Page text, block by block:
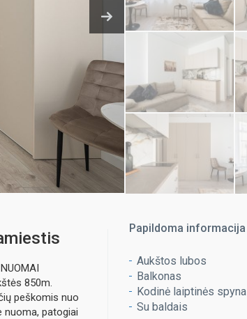
850m.
peškomis nuo
nuoma, patogiai
Papildoma informacija
Aukštos lubos
Balkonas
Kodinė laiptinės spyna
Su baldais